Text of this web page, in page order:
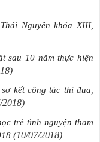
Nguyên khóa XIII,
sau 10 năm thực hiện
kết công tác thi đua,
2018)
trẻ tình nguyện tham
(10/07/2018)